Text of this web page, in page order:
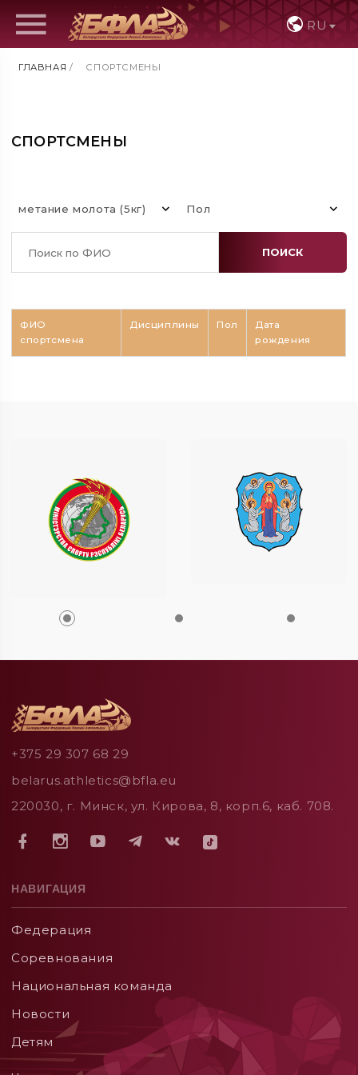
RU
ГЛАВНАЯ / СПОРТСМЕНЫ
СПОРТСМЕНЫ
метание молота (5кг) Пол
ПОИСК
ФИО
спортсмена
Дисциплины Пол
Дата
рождения
+375 29 307 68 29
belarus.athletics@bfla.eu
220030, г. Минск, ул. Кирова, 8, корп.6, каб. 708.
НАВИГАЦИЯ
Федерация
Соревнования
Национальная команда
Новости
Детям